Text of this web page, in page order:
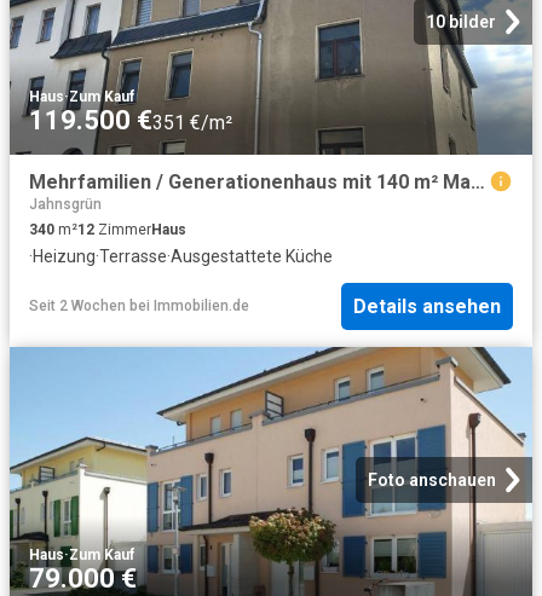
10 bilder
Haus·Zum Kauf
119.500 €351 €/m²
Mehrfamilien / Generationenhaus mit 140 m² Maisonettewohnung
Jahnsgrün
340 m²12 ZimmerHaus
·Heizung·Terrasse·Ausgestattete Küche
Seit 2 Wochen bei Immobilien.de Details ansehen
Foto anschauen
Haus·Zum Kauf
79.000 €